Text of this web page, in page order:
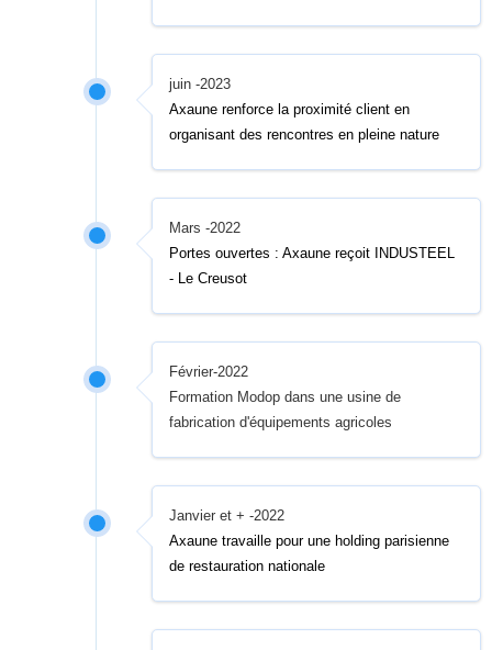
juin -2023
Axaune renforce la proximité client en
organisant des rencontres en pleine nature
Mars -2022
Portes ouvertes : Axaune reçoit INDUSTEEL
- Le Creusot
Février-2022
Formation Modop dans une usine de
fabrication d'équipements agricoles
Janvier et + -2022
Axaune travaille pour une holding parisienne
de restauration nationale